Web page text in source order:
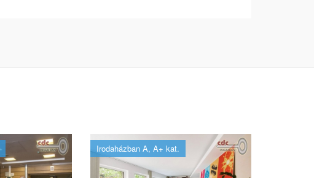
Irodaházban A, A+ kat.